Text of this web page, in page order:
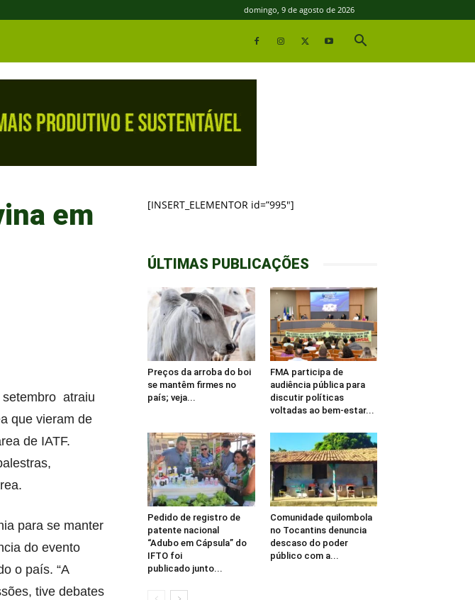
domingo, 9 de agosto de 2026
em
setembro atraiu
que vieram de
de IATF.
para se manter
do evento
o país. “A
tive debates
[INSERT_ELEMENTOR id=”995″]
ÚLTIMAS PUBLICAÇÕES
Preços da arroba do boi
se mantêm firmes no
país; veja...
FMA participa de
audiência pública para
discutir políticas
voltadas ao bem-estar...
Pedido de registro de
patente nacional
“Adubo em Cápsula” do
IFTO foi
publicado junto...
Comunidade quilombola
no Tocantins denuncia
descaso do poder
público com a...